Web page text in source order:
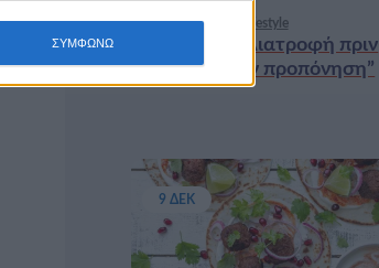
ΣΥΜΦΩΝΩ
Υγεία, διατροφή & lifestyle
Κεφάλαιο “Διατροφή πριν
και μετά την προπόνηση”
9 ΔΕΚ